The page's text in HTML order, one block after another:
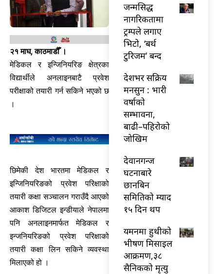
२१ माघ, काठमाडौँ ।
मेडिकल र इन्जिनियरिङ क्षेत्रका
विद्यार्थीले अनलाइनबाटै प्रवेश
परीक्षाको तयारी गर्न सकिने भएको छ
।
छिमेकी देश भारतमा मेडिकल र
इन्जिनियरिङको प्रवेश परिक्षाको
तयारी कक्षा सञ्चालन गराउँदै आएको
आकाश डिजिटल इन्डीयाले नेपालमा
पनि अनलाइनमार्फत मेडिकल र
इन्जनियरिङको प्रवेश परिक्षाको
तयारी कक्षा लिन सकिने व्यवस्था
मिलाएको हो ।
जन्मसिद्ध
नागरिकतामा
ट्रम्पले लगाए
भिटो, ‘बर्थ
टुरिजम’ बन्द
देशभर सक्रिय
मनसुन : भारी
वर्षाको
सम्भावना,
बाढी–पहिरोको
जोखिम
देवानगन्ज
घटनाबारे
छानबिन
समितिको म्याद
१५ दिन थप
यमनमा हुथीको
भीषण मिसाइल
आक्रमण,३८
सैनिकको मृत्यु